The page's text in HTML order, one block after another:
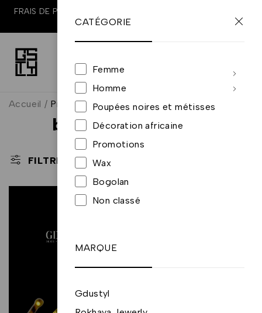
FRAIS DE PORT OFFERTS À PARTIR DE 100€ D'ACHATS EN
FRANCE
bracelet d'identité
Accueil / Produits identifiés “bracelet d'identité”
FILTRE
CATÉGORIE
Femme
Homme
Poupées noires et métisses
Décoration africaine
Promotions
Wax
Bogolan
Non classé
MARQUE
Gdustyl